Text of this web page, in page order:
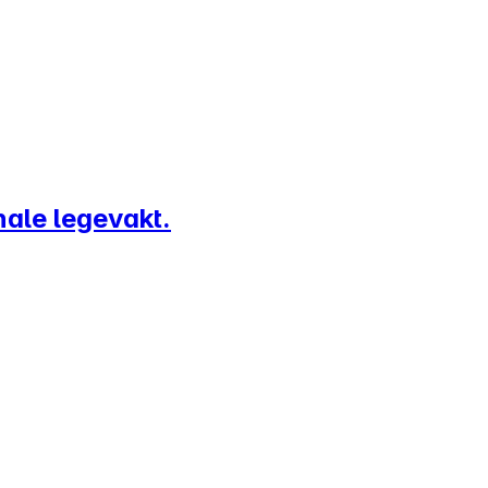
legevakt.